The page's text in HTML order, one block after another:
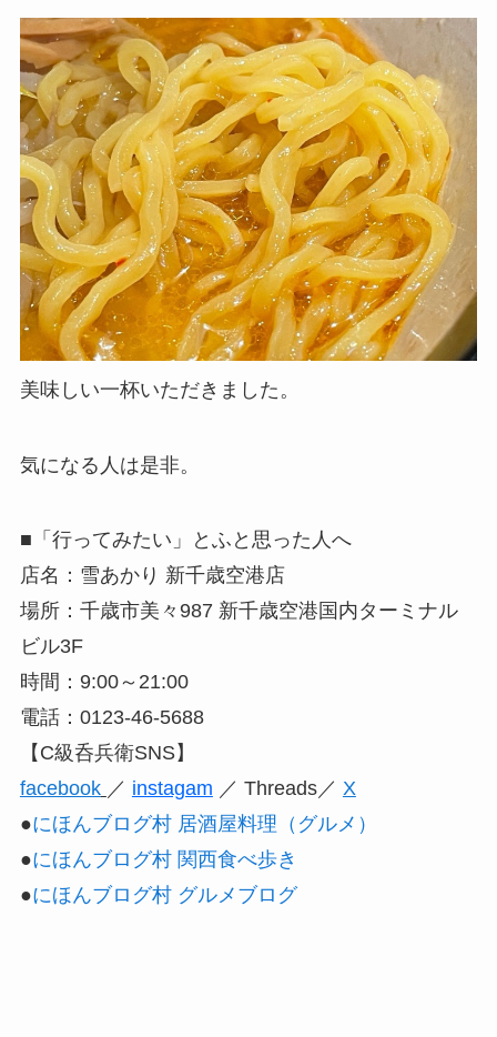
美味しい一杯いただきました。
気になる人は是非。
■「行ってみたい」とふと思った人へ
店名：雪あかり 新千歳空港店
場所：千歳市美々987 新千歳空港国内ターミナル
ビル3F
時間：9:00～21:00
電話：0123-46-5688
【C級呑兵衛SNS】
facebook ／ instagam ／ Threads／ X
●にほんブログ村 居酒屋料理（グルメ）
●にほんブログ村 関西食べ歩き
●にほんブログ村 グルメブログ